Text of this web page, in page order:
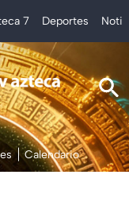
7 Deportes
Calendario